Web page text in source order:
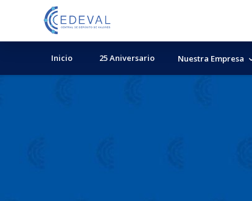
Inicio 25 Aniversario Nuestra Empresa